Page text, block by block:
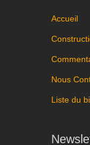
Accueil
Nous
Liste du